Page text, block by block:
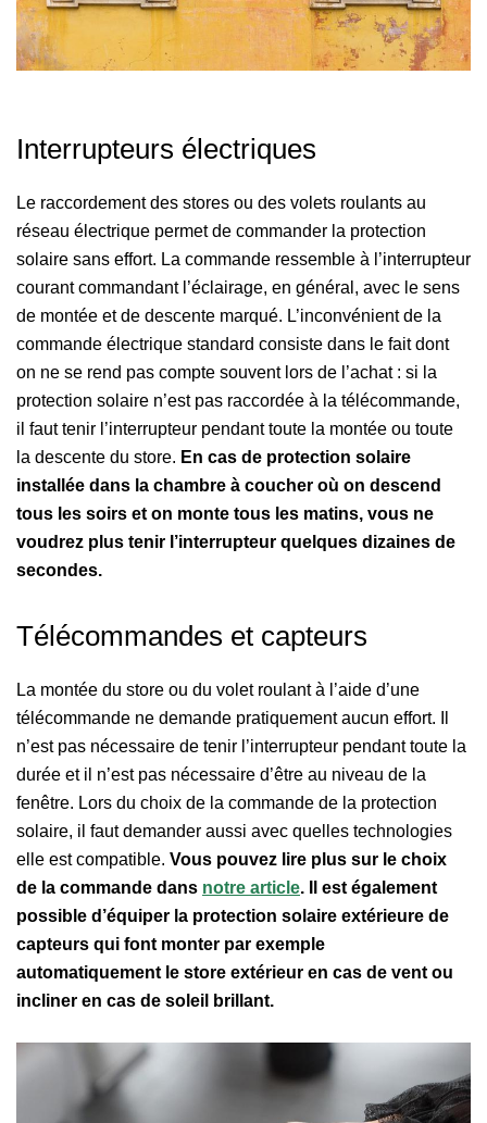
Interrupteurs électriques
Le raccordement des stores ou des volets roulants au
réseau électrique permet de commander la protection
solaire sans effort. La commande ressemble à l’interrupteur
courant commandant l’éclairage, en général, avec le sens
de montée et de descente marqué. L’inconvénient de la
commande électrique standard consiste dans le fait dont
on ne se rend pas compte souvent lors de l’achat : si la
protection solaire n’est pas raccordée à la télécommande,
il faut tenir l’interrupteur pendant toute la montée ou toute
la descente du store. En cas de protection solaire
installée dans la chambre à coucher où on descend
tous les soirs et on monte tous les matins, vous ne
voudrez plus tenir l’interrupteur quelques dizaines de
secondes.
Télécommandes et capteurs
La montée du store ou du volet roulant à l’aide d’une
télécommande ne demande pratiquement aucun effort. Il
n’est pas nécessaire de tenir l’interrupteur pendant toute la
durée et il n’est pas nécessaire d’être au niveau de la
fenêtre. Lors du choix de la commande de la protection
solaire, il faut demander aussi avec quelles technologies
elle est compatible. Vous pouvez lire plus sur le choix
de la commande dans notre article. Il est également
possible d’équiper la protection solaire extérieure de
capteurs qui font monter par exemple
automatiquement le store extérieur en cas de vent ou
incliner en cas de soleil brillant.